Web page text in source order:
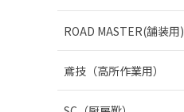
ROAD MASTER(舗装用)
鳶技（高所作業用）